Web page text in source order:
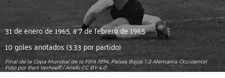
31 de enero de 1965, a 7 de febrero de 1965
10 goles anotados (3.33 por partido)
Final de la Copa Mundial de la FIFA 1974, Países Bajos 1-2 Alemania Occidental
Fotopor Bert Verhoeff / Anefo CC BY 4.0